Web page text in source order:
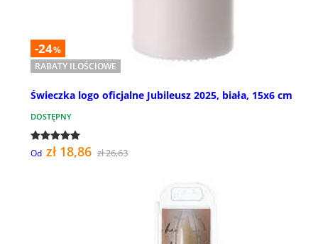
-24%
RABATY ILOŚCIOWE
Świeczka logo oficjalne Jubileusz 2025, biała, 15x6 cm
DOSTĘPNY
Od zł 18,86 zł 26,63